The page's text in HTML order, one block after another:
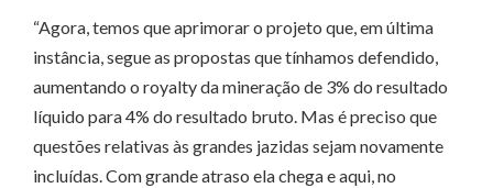
“Agora, temos que aprimorar o projeto que, em última
instância, segue as propostas que tínhamos defendido,
aumentando o royalty da mineração de 3% do resultado
líquido para 4% do resultado bruto. Mas é preciso que
questões relativas às grandes jazidas sejam novamente
incluídas. Com grande atraso ela chega e aqui, no